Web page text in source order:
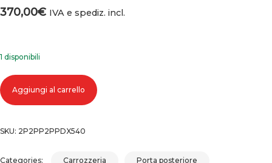
370,00€ IVA e spediz. incl.
1 disponibili
Porta posteriore destra bmw serie 3 f70 f71 quantità
Aggiungi al carrello
SKU: 2P2PP2PPDX540
Categories: Carrozzeria Porta posteriore